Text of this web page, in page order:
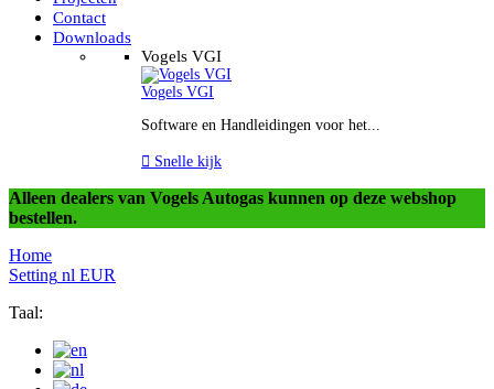
Contact
Downloads
Vogels VGI
Vogels VGI
Software en Handleidingen voor het...
 Snelle kijk
Alleen dealers van Vogels Autogas kunnen op deze webshop
bestellen.
Home
Setting nl EUR
Taal: